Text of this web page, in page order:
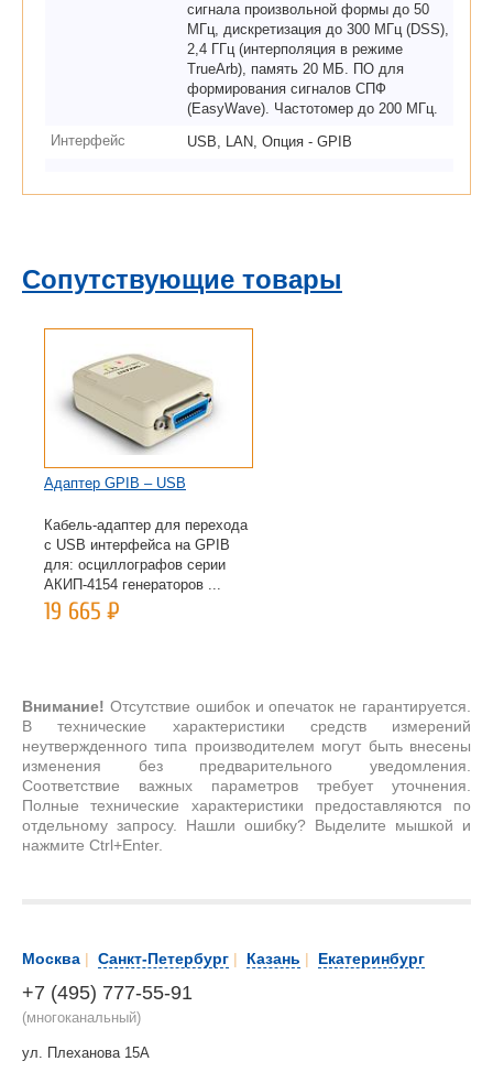
сигнала произвольной формы до 50
МГц, дискретизация до 300 МГц (DSS),
2,4 ГГц (интерполяция в режиме
TrueArb), память 20 МБ. ПО для
формирования сигналов СПФ
(EasyWave). Частотомер до 200 МГц.
Интерфейс
USB, LAN, Опция - GPIB
Сопутствующие товары
Адаптер GPIB – USB
Кабель-адаптер для перехода
с USB интерфейса на GPIB
для: осциллографов серии
АКИП-4154 генераторов ...
19 665Р
Внимание! Отсутствие ошибок и опечаток не гарантируется.
В технические характеристики средств измерений
неутвержденного типа производителем могут быть внесены
изменения без предварительного уведомления.
Соответствие важных параметров требует уточнения.
Полные технические характеристики предоставляются по
отдельному запросу. Нашли ошибку? Выделите мышкой и
нажмите Ctrl+Enter.
Москва | Санкт-Петербург | Казань | Екатеринбург
+7 (495) 777-55-91
(многоканальный)
ул. Плеханова 15А